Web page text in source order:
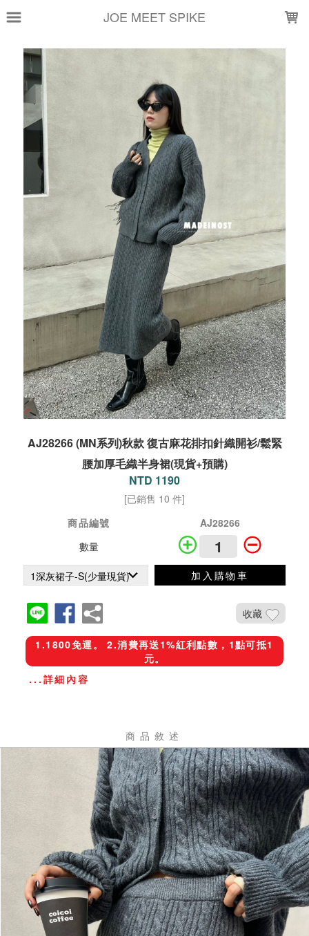
JOE MEET SPIKE
AJ28266 (MN系列)秋款 復古麻花排扣針織開衫/鬆緊
腰加厚毛織半身裙(現貨+預購)
NTD 1190
[已銷售 10 件]
商品編號
AJ28266
數量
加入購物車
收藏
1.1800免運。 2.消費再送1%紅利點數，1點可抵1
元。
...詳細內容
商品敘述